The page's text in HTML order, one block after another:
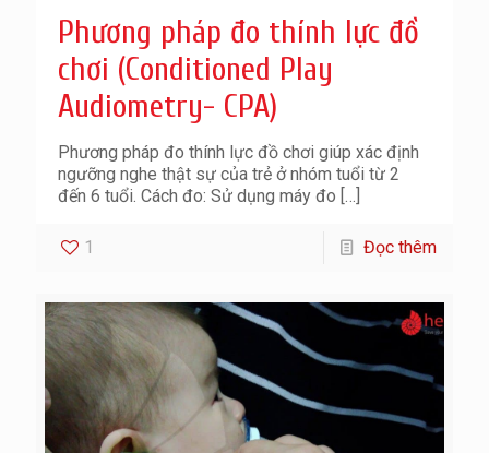
Phương pháp đo thính lực đồ
chơi (Conditioned Play
Audiometry- CPA)
Phương pháp đo thính lực đồ chơi giúp xác định
ngưỡng nghe thật sự của trẻ ở nhóm tuổi từ 2
đến 6 tuổi. Cách đo: Sử dụng máy đo […]
1 Đọc thêm